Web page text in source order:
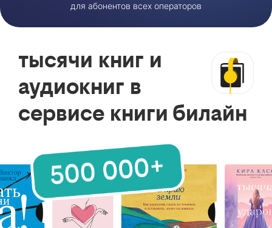
для абонентов всех операторов
тысячи книг и
аудиокниг в
сервисе книги билайн